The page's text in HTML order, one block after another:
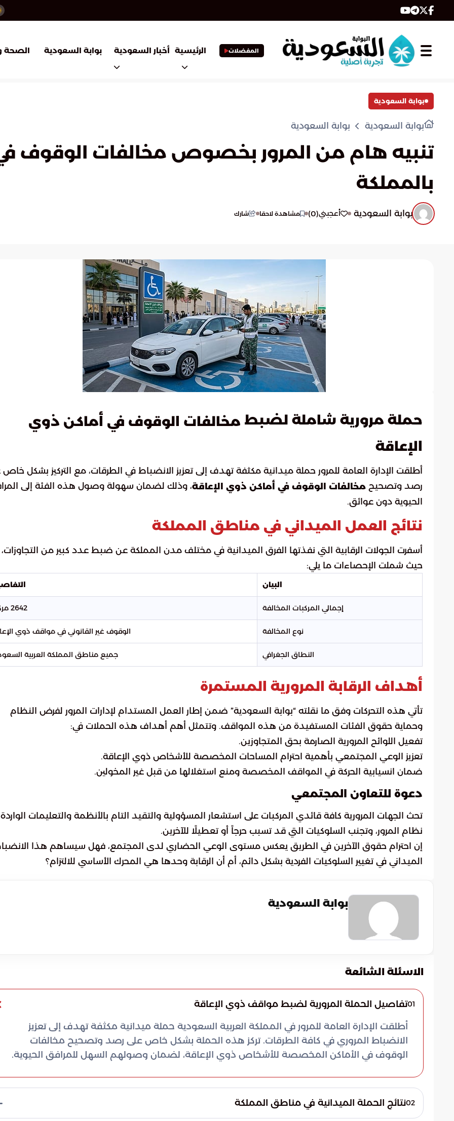
المفضلات الرئيسية أخبار السعودية بوابة السعودية الصحة
بوابة السعودية
بوابة السعودية بوابة السعودية
تنبيه هام من المرور بخصوص مخالفات الوقوف
بالمملكة
بوابة السعودية أعجبني(
0
) مشاهدة لاحقا شارك
حملة مرورية شاملة لضبط مخالفات الوقوف في أماكن ذوي
الإعاقة
أطلقت الإدارة العامة للمرور حملة ميدانية مكثفة تهدف إلى تعزيز الانضباط في الطرقات، مع التركيز بشكل خاص
رصد وتصحيح مخالفات الوقوف في أماكن ذوي الإعاقة، وذلك لضمان سهولة وصول هذه الفئة إلى
الحيوية دون عوائق.
نتائج العمل الميداني في مناطق المملكة
أسفرت الجولات الرقابية التي نفذتها الفرق الميدانية في مختلف مدن المملكة عن ضبط عدد كبير من التجاوزات،
حيث شملت الإحصاءات ما يلي:
البيان
إجمالي المركبات المخالفة 2642 مركبة
نوع المخالفة الوقوف غير القانوني في مواقف ذوي
النطاق الجغرافي جميع مناطق المملكة العربية
أهداف الرقابة المرورية المستمرة
تأتي هذه التحركات وفق ما نقلته “بوابة السعودية” ضمن إطار العمل المستدام لإدارات المرور لفرض النظام
وحماية حقوق الفئات المستفيدة من هذه المواقف. وتتمثل أهم أهداف هذه الحملات في:
تفعيل اللوائح المرورية الصارمة بحق المتجاوزين.
تعزيز الوعي المجتمعي بأهمية احترام المساحات المخصصة للأشخاص ذوي الإعاقة.
ضمان انسيابية الحركة في المواقف المخصصة ومنع استغلالها من قبل غير المخولين.
دعوة للتعاون المجتمعي
تحث الجهات المرورية كافة قائدي المركبات على استشعار المسؤولية والتقيد التام بالأنظمة والتعليمات
نظام المرور، وتجنب السلوكيات التي قد تسبب حرجاً أو تعطيلًا للآخرين.
إن احترام حقوق الآخرين في الطريق يعكس مستوى الوعي الحضاري لدى المجتمع، فهل سيساهم هذا
الميداني في تغيير السلوكيات الفردية بشكل دائم، أم أن الرقابة وحدها هي المحرك الأساسي للالتزام؟
بوابة السعودية
الاسئلة الشائعة
01تفاصيل الحملة المرورية لضبط مواقف ذوي الإعاقة
أطلقت الإدارة العامة للمرور في المملكة العربية السعودية حملة ميدانية مكثفة تهدف إلى تعزيز
الانضباط المروري في كافة الطرقات. تركز هذه الحملة بشكل خاص على رصد وتصحيح مخالفات
الوقوف في الأماكن المخصصة للأشخاص ذوي الإعاقة، لضمان وصولهم السهل للمرافق الحيوية.
02نتائج الحملة الميدانية في مناطق المملكة